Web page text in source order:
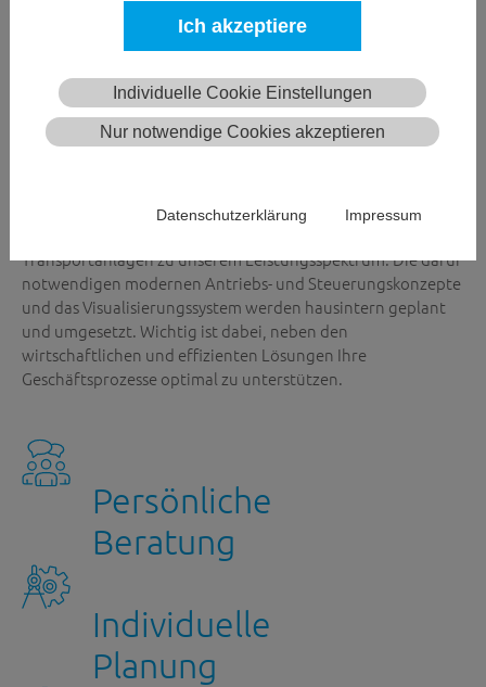
Ich akzeptiere
Individuelle Cookie Einstellungen
Nur notwendige Cookies akzeptieren
Datenschutzerklärung Impressum
Transportschäden und steigern gleichzeitig die
Arbeitssicherheit in Ihrem Unternehmen. Hohe
verbessern maßgeblich die Wirtschaftlichkeit Ihres
Materialflusssystems.
der Planung von neuen Förderanlagen gehört auch die
Transportanlagen zu unserem Leistungsspektrum. Die dafür
notwendigen modernen Antriebs- und Steuerungskonzepte
und das Visualisierungssystem werden hausintern geplant
und umgesetzt. Wichtig ist dabei, neben den
wirtschaftlichen und effizienten Lösungen Ihre
Geschäftsprozesse optimal zu unterstützen.
Persönliche
Beratung
Individuelle
Planung